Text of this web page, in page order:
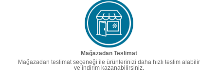
Mağazadan Teslimat
Mağazadan teslimat seçeneği ile ürünlerinizi daha hızlı teslim alabilir
ve indirim kazanabilirsiniz.